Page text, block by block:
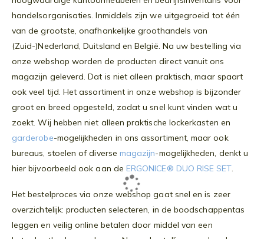
handelsorganisaties. Inmiddels zijn we uitgegroeid tot één
van de grootste, onafhankelijke groothandels van
(Zuid-)Nederland, Duitsland en België. Na uw bestelling via
onze webshop worden de producten direct vanuit ons
magazijn geleverd. Dat is niet alleen praktisch, maar spaart
ook veel tijd. Het assortiment in onze webshop is bijzonder
groot en breed opgesteld, zodat u snel kunt vinden wat u
zoekt. Wij hebben niet alleen praktische lockerkasten en
garderobe-mogelijkheden in ons assortiment, maar ook
bureaus, stoelen of diverse magazijn-mogelijkheden, denkt u
hier bijvoorbeeld ook aan de ERGONICE® DUO RISE SET.
Het bestelproces via onze webshop gaat snel en is zeer
overzichtelijk: producten selecteren, in de boodschappentas
leggen en veilig online betalen door middel van een